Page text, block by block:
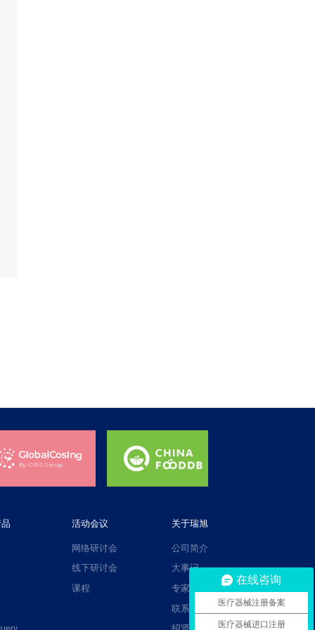
活动会议
网络研讨会
线下研讨会
课程
关于瑞旭
公司简介
大事记
专家团队
联系我们
在线咨询
医疗器械注册备案
医疗器械进口注册